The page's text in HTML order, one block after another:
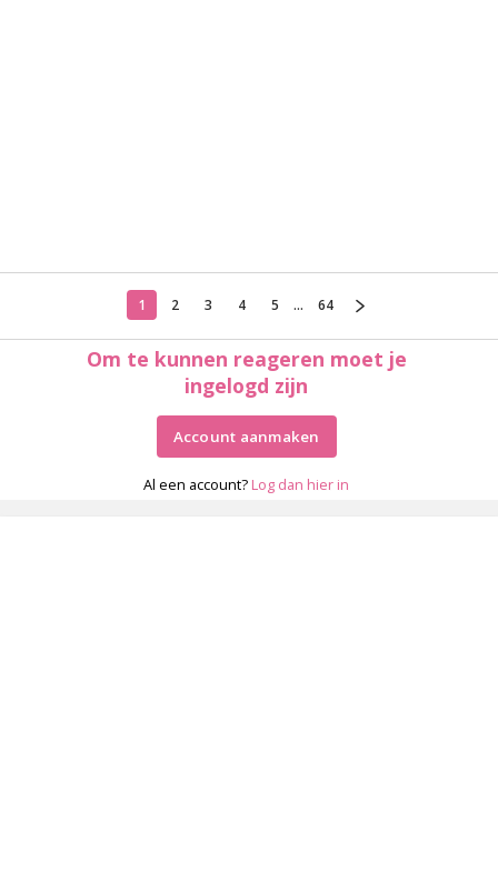
1 2 3 4 5 ... 64
Om te kunnen reageren moet je
ingelogd zijn
Account aanmaken
Al een account? Log dan hier in